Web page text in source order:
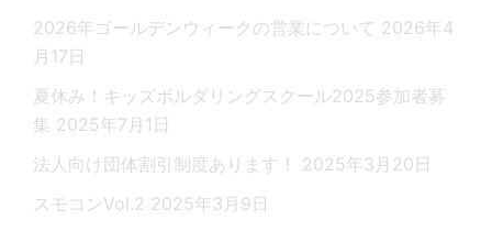
2026年ゴールデンウィークの営業について 2026年4
月17日
夏休み！キッズボルダリングスクール2025参加者募
集 2025年7月1日
法人向け団体割引制度あります！
2025年3月20日
スモコンVol.2 2025年3月9日